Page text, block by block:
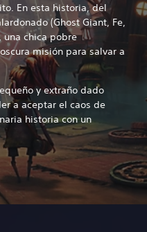
En esta historia, del
(Ghost Giant, Fe,
una chica pobre
misión para salvar a
y extraño dado
a aceptar el caos de
historia con un